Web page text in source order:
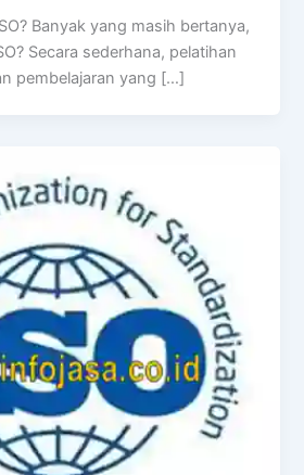
Banyak yang masih bertanya,
Secara sederhana, pelatihan
pembelajaran yang […]